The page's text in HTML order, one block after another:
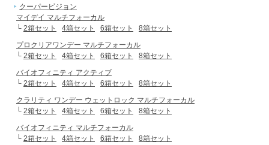
クーパービジョン
マイデイ マルチフォーカル
└ 2箱セット 4箱セット 6箱セット
8箱セット
プロクリアワンデー マルチフォーカル
└ 2箱セット 4箱セット 6箱セット
8箱セット
バイオフィニティ アクティブ
└ 2箱セット 4箱セット 6箱セット
8箱セット
クラリティ ワンデー ウェットロック マルチフォーカル
└ 2箱セット 4箱セット 6箱セット
8箱セット
バイオフィニティ マルチフォーカル
└ 2箱セット 4箱セット 6箱セット
8箱セット